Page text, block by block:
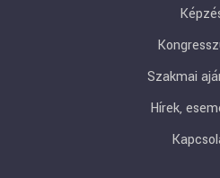
Szakmai
Hírek,